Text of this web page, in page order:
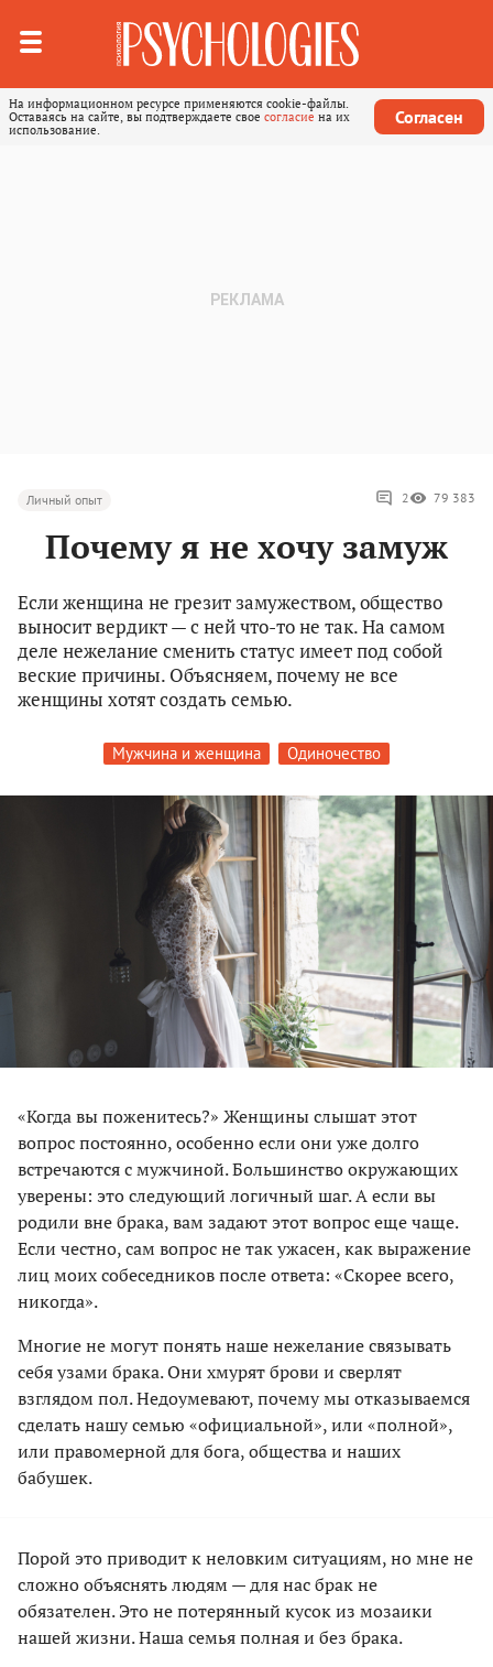
На информационном ресурсе применяются cookie-файлы.
Оставаясь на сайте, вы подтверждаете свое согласие на их
использование.
Согласен
Личный опыт 2 79 383
Почему я не хочу замуж
Если женщина не грезит замужеством, общество
выносит вердикт — с ней что-то не так. На самом
деле нежелание сменить статус имеет под собой
веские причины. Объясняем, почему не все
женщины хотят создать семью.
Мужчина и женщина Одиночество
«Когда вы поженитесь?» Женщины слышат этот
вопрос постоянно, особенно если они уже долго
встречаются с мужчиной. Большинство окружающих
уверены: это следующий логичный шаг. А если вы
родили вне брака, вам задают этот вопрос еще чаще.
Если честно, сам вопрос не так ужасен, как выражение
лиц моих собеседников после ответа: «Скорее всего,
никогда».
Многие не могут понять наше нежелание связывать
себя узами брака. Они хмурят брови и сверлят
взглядом пол. Недоумевают, почему мы отказываемся
сделать нашу семью «официальной», или «полной»,
или правомерной для бога, общества и наших
бабушек.
Порой это приводит к неловким ситуациям, но мне не
сложно объяснять людям — для нас брак не
обязателен. Это не потерянный кусок из мозаики
нашей жизни. Наша семья полная и без брака.